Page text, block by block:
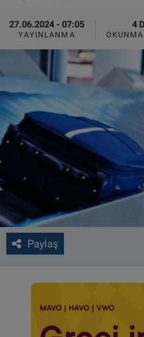
27.06.2024 - 07:05
YAYINLANMA
4
Paylaş
BİLİM-TEKNOLOJİ
SAĞLIK
FOTO GALERİ
VIDEO GALERİ
ALGEMENE
CONTACT
Çerez Politikası
Haber Arşivi